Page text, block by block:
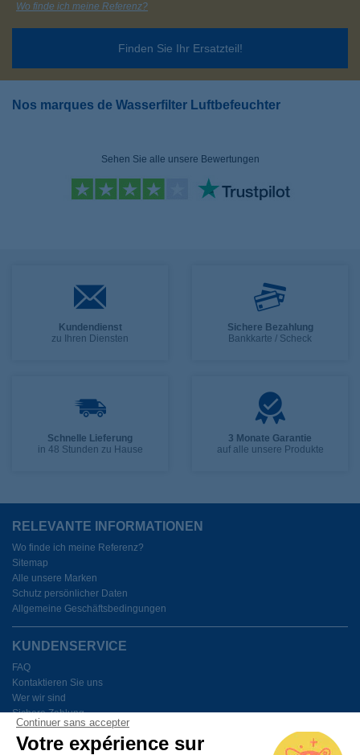
Continuer sans accepter
Votre expérience sur
Finden Sie Ihr Ersatzteil!
Wo finde ich meine Referenz?
Nos marques de Wasserfilter Luftbefeuchter
Sehen Sie alle unsere Bewertungen
Kundendienst
zu Ihren Diensten
Sichere Bezahlung
Bankkarte / Scheck
Schnelle Lieferung
in 48 Stunden zu Hause
3 Monate Garantie
auf alle unsere Produkte
RELEVANTE INFORMATIONEN
Wo finde ich meine Referenz?
Sitemap
Alle unsere Marken
Schutz persönlicher Daten
Allgemeine Geschäftsbedingungen
KUNDENSERVICE
FAQ
Kontaktieren Sie uns
Wer wir sind
Sichere Zahlung
Meine Cookies verwalten